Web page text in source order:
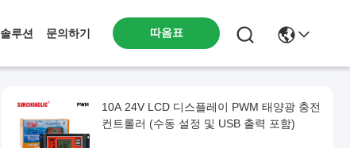
솔루션 문의하기 따옴표
10A 24V LCD 디스플레이 PWM 태양광 충전
컨트롤러 (수동 설정 및 USB 출력 포함)